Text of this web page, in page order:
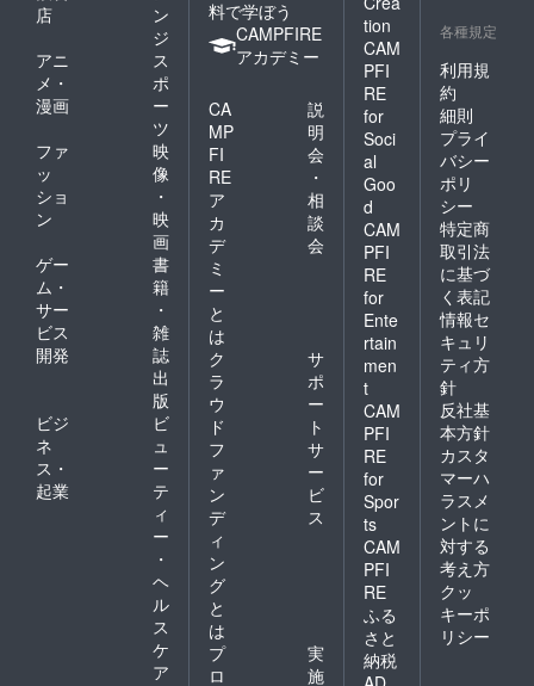
店
ン
ジ
アニ
メ・
漫画
ス
ポ
ー
ツ
ファ
ッ
ショ
ン
映
像
・
映
画
ゲー
ム・
サー
ビス
開発
書
籍
・
雑
誌
出
版
ビジ
ネ
ス・
起業
ビ
ュ
ー
テ
ィ
ー
・
ヘ
ル
ス
ケ
ア
料で学ぼう
CAMPFIRE
アカデミー
CA
MP
FI
RE
ア
カ
デ
ミ
ー
と
は
説
明
会
・
相
談
会
ク
ラ
ウ
ド
フ
ァ
ン
デ
ィ
ン
グ
と
は
サ
ポ
ー
ト
サ
ー
ビ
ス
プ
ロ
実
施
tion
CAM
PFI
RE
for
Soci
al
Goo
d
CAM
PFI
RE
for
Ente
rtain
men
t
CAM
PFI
RE
for
Spor
ts
CAM
PFI
RE
ふる
さと
納税
各種規定
利用規
約
細則
プライ
バシー
ポリ
シー
特定商
取引法
に基づ
く表記
情報セ
キュリ
ティ方
針
反社基
本方針
カスタ
マーハ
ラスメ
ントに
対する
考え方
クッ
キーポ
リシー